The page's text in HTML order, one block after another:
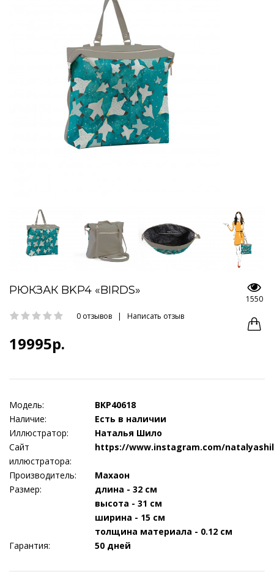
РЮКЗАК BKP4 «BIRDS»
0 отзывов | Написать отзыв
19995р.
1550
Модель:
BKP40618
Наличие:
Есть в наличии
Иллюстратор:
Наталья Шило
Сайт
иллюстратора:
https://www.instagram.com/
Производитель:
Махаон
Размер:
длина - 32 см
высота - 31 см
ширина - 15 см
толщина материала - 0.12 см
Гарантия:
50 дней